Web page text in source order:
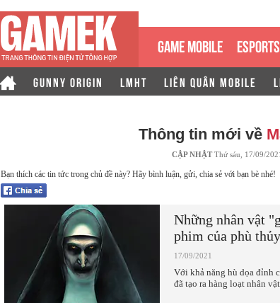
GAME MOBILE ESPORTS
GUNNY ORIGIN LMHT LIÊN QUÂN MOBILE
Thông tin mới về
CẬP NHẬTThứ sáu, 17/09/
Bạn thích các tin tức trong chủ đề này? Hãy bình luận, gửi, chia sẻ với bạn bè nhé!
Những nhân vật
phim của phù
17/09/2021
Với khả năng hù dọa đỉnh
đã tạo ra hàng loạt nhân